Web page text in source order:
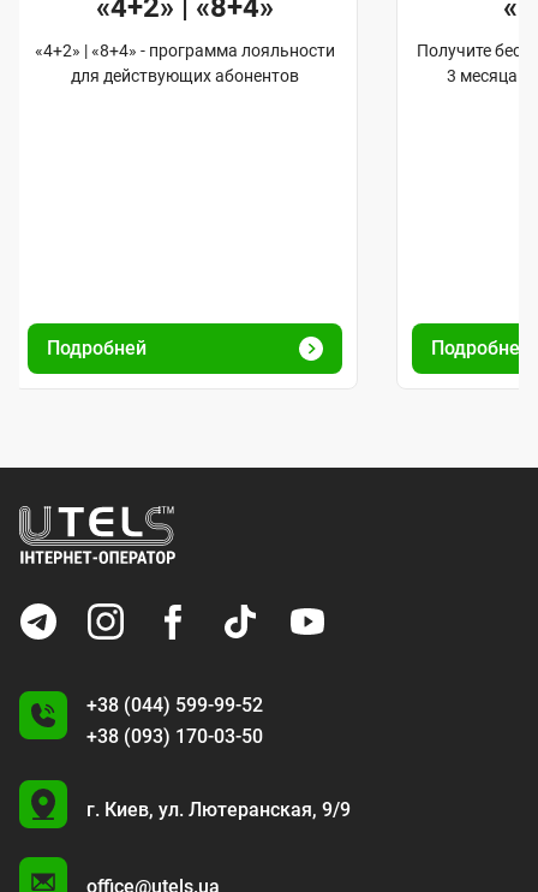
«4+2» | «8+4» - программа лояльности
для действующих абонентов
Подробней
Получите
3 месяца
Подробней
+38 (044) 599-99-52
+38 (093) 170-03-50
U
г. Киев, ул. Лютеранская, 9/9
office@utels.ua